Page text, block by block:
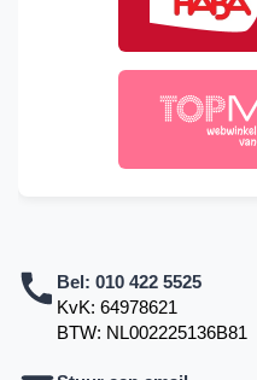
Bel: 010 422 5525
KvK: 64978621
BTW: NL002225136B81